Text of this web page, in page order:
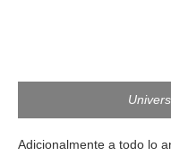
Adicionalmente a todo lo